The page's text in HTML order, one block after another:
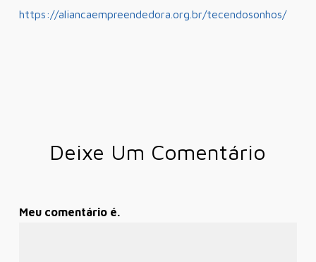
https://aliancaempreendedora.org.br/tecendosonhos/
Deixe Um Comentário
Meu comentário é.